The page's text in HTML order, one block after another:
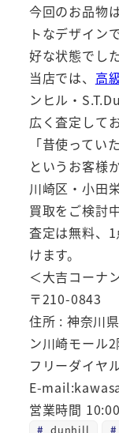
今回のお品物
トなデザイン
好な状態でした
当店では、 高
ンヒル・
広く査定して
「昔使ってい
というお客様
川崎区・小田
買取をご検討
査定は無料、
けます。
＜大吉コーナ
〒210-0843
住所 : 神奈川
ン川崎モール2
フリーダイヤ
E-
営業時間
dunhill